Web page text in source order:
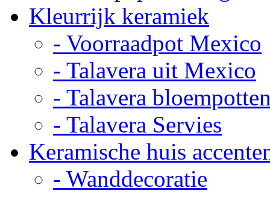
Kleurrijk keramiek
- Voorraadpot Mexico
- Talavera uit Mexico
- Talavera
- Talavera Servies
Keramische huis
- Wanddecoratie